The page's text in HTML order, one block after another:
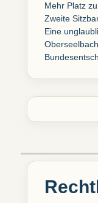
Mehr Platz
Zweite
Eine